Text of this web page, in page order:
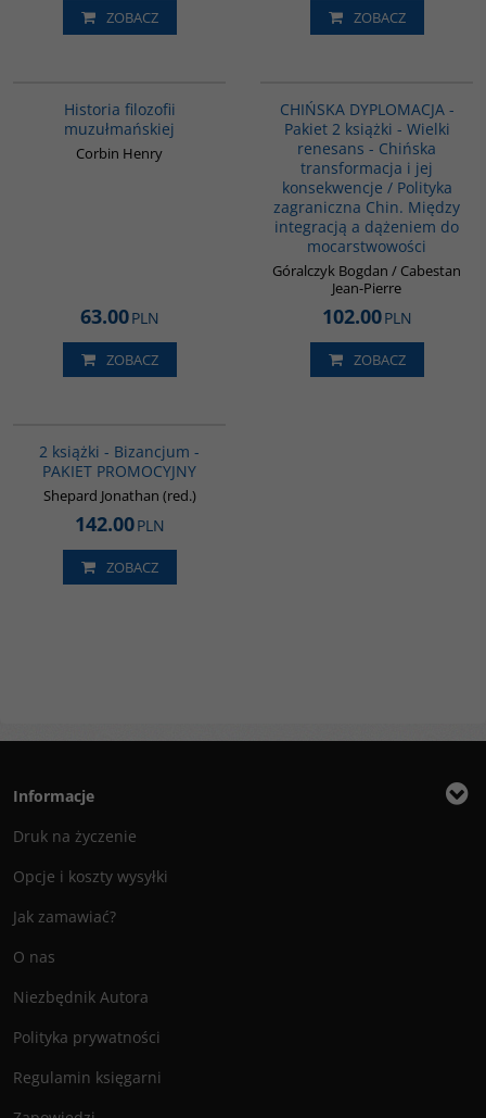
ZOBACZ ZOBACZ
Historia filozofii
muzułmańskiej
Corbin Henry
63.00PLN
ZOBACZ
CHIŃSKA DYPLOMACJA -
Pakiet 2 książki - Wielki
renesans - Chińska
transformacja i jej
konsekwencje / Polityka
zagraniczna Chin. Między
integracją a dążeniem do
mocarstwowości
Góralczyk Bogdan / Cabestan
Jean-Pierre
102.00PLN
ZOBACZ
2 książki - Bizancjum -
PAKIET PROMOCYJNY
Shepard Jonathan (red.)
142.00PLN
ZOBACZ
Informacje
Druk na życzenie
Opcje i koszty wysyłki
Jak zamawiać?
O nas
Niezbędnik Autora
Polityka prywatności
Regulamin księgarni